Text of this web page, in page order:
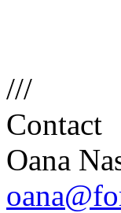
///
Contact
Oana